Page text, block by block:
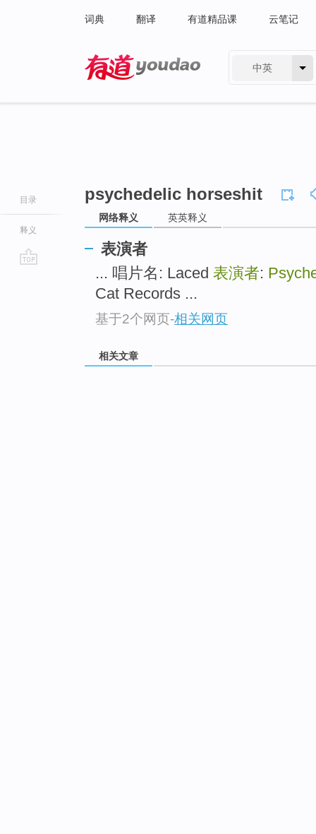
词典 翻译 有道精品课 云笔记
中英
目录
释义
psychedelic horseshit
网络释义 英英释义
表演者
... 唱片名: Laced 表演者:
Cat Records ...
基于2个网页-相关网页
相关文章